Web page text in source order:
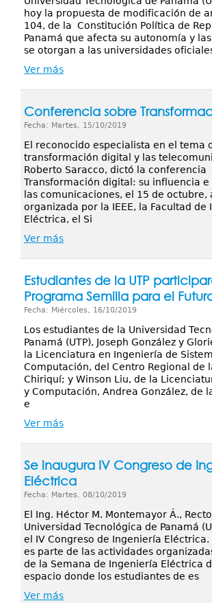
hoy la propuesta de modificación de
104, de la Constitución Política de
Panamá que afecta su autonomía y
se otorgan a las universidades
Ver más
Conferencia sobre
Fecha: Martes, 15/10/2019
El reconocido especialista en el tema
transformación digital y las
Roberto Saracco, dictó la conferencia
Transformación digital: su influencia e
las comunicaciones, el 15 de octubre,
organizada por la IEEE, la Facultad de
Eléctrica, el Si
Ver más
Estudiantes de la UTP
Programa Semilla para el
Fecha: Miércoles, 16/10/2019
Los estudiantes de la Universidad
Panamá (UTP), Joseph González y
la Licenciatura en Ingeniería de
Computación, del Centro Regional de
Chiriquí; y Winson Liu, de la
y Computación, Andrea González, de
e
Ver más
Se inaugura IV Congreso de
Eléctrica
Fecha: Martes, 08/10/2019
El Ing. Héctor M. Montemayor Á.,
Universidad Tecnológica de Panamá
el IV Congreso de Ingeniería Eléctrica.
es parte de las actividades
de la Semana de Ingeniería Eléctrica
espacio donde los estudiantes de es
Ver más